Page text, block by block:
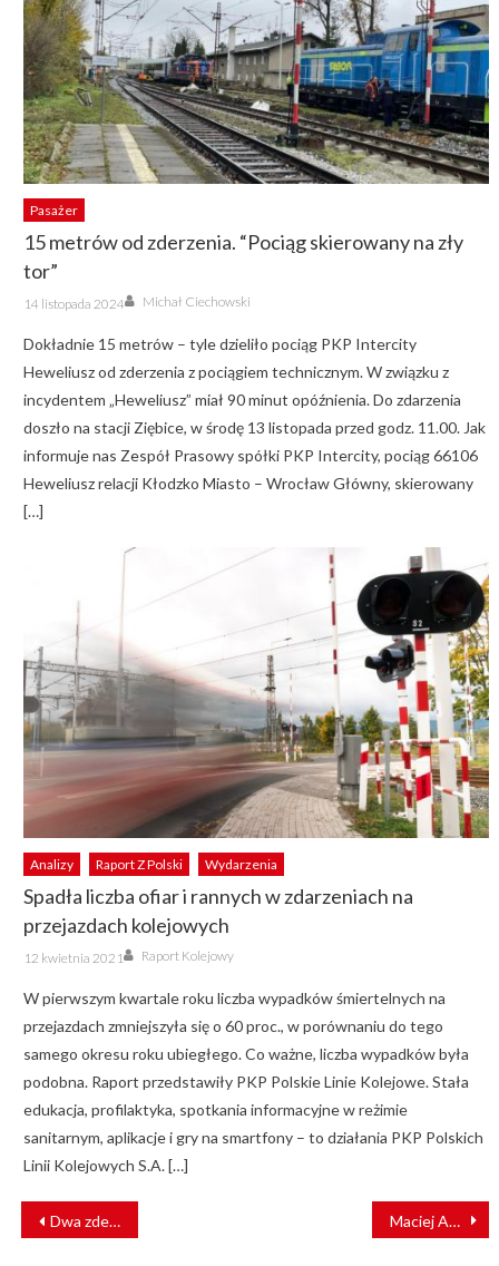
Pasażer
15 metrów od zderzenia. “Pociąg skierowany na zły
tor”
Posted
on
14 listopada 2024 Author
Michał Ciechowski
Dokładnie 15 metrów – tyle dzieliło pociąg PKP Intercity
Heweliusz od zderzenia z pociągiem technicznym. W związku z
incydentem „Heweliusz” miał 90 minut opóźnienia. Do zdarzenia
doszło na stacji Ziębice, w środę 13 listopada przed godz. 11.00. Jak
informuje nas Zespół Prasowy spółki PKP Intercity, pociąg 66106
Heweliusz relacji Kłodzko Miasto – Wrocław Główny, skierowany
[…]
Analizy Raport Z Polski Wydarzenia
Spadła liczba ofiar i rannych w zdarzeniach na
przejazdach kolejowych
Posted
on
12 kwietnia 2021 Author
Raport Kolejowy
W pierwszym kwartale roku liczba wypadków śmiertelnych na
przejazdach zmniejszyła się o 60 proc., w porównaniu do tego
samego okresu roku ubiegłego. Co ważne, liczba wypadków była
podobna. Raport przedstawiły PKP Polskie Linie Kolejowe. Stała
edukacja, profilaktyka, spotkania informacyjne w reżimie
sanitarnym, aplikacje i gry na smartfony – to działania PKP Polskich
Linii Kolejowych S.A. […]
NAWIGACJA
WPISU
Dwa zderzenia aut osobowych z tramwajami w Szczecinie Maciej Andrzejewski w zarządzie H. Cegielski – Fabryka Pojazdów Szynowych